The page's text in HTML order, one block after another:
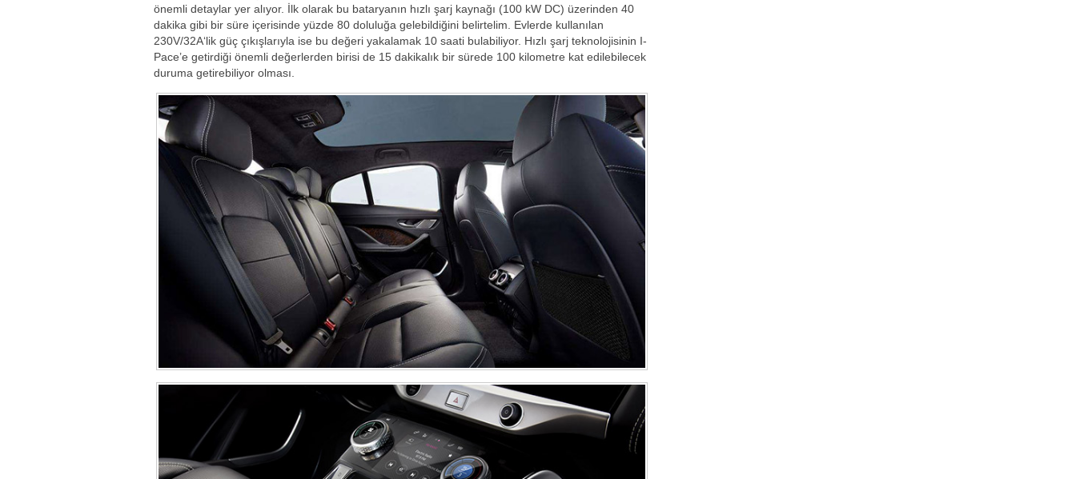
önemli detaylar yer alıyor. İlk olarak bu bataryanın hızlı şarj kaynağı (100 kW DC) üzerinden 40
dakika gibi bir süre içerisinde yüzde 80 doluluğa gelebildiğini belirtelim. Evlerde kullanılan
230V/32A‘lik güç çıkışlarıyla ise bu değeri yakalamak 10 saati bulabiliyor. Hızlı şarj teknolojisinin I-
Pace’e getirdiği önemli değerlerden birisi de 15 dakikalık bir sürede 100 kilometre kat edilebilecek
duruma getirebiliyor olması.